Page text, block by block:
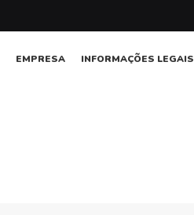
EMPRESA INFORMAÇÕES LEGAIS